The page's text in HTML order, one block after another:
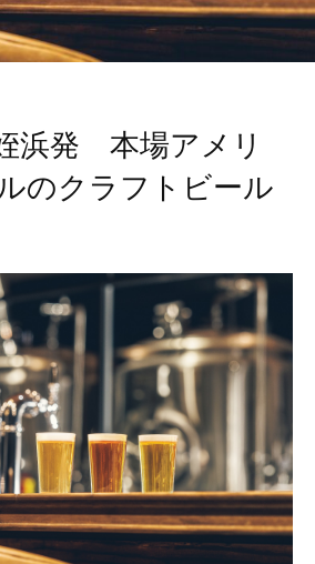
浜発 本場アメリ
のクラフトビール